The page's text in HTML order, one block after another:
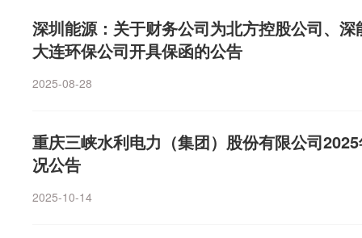
价格。当然一季度亏损有突发性，但亏损一直持续到5月
常态化结构性寒冬。“‘批零倒挂’正在成为常态化风险。”
卷”之痛电改以来，售电行业一直被视为一条好赛道，不
盈利，谁也没料到今年行情如此波谲云诡。”李磊说。
现过行业性亏损，煤价高企，电价大涨，侵蚀了下游利
续两年现货低价，市场主体数量暴增，行业普遍放松风控
出清埋下伏笔。更值得深度追问的在于竞争模式。近两年
源公告，公司预计上半年实现归母净利润7000万元至
22.17%。报告期内，公司净利润增长主要受益于上游原
品毛利率提升。同时，公司以效益为导向，优化运营管理
入，可转债募投项目效益亦逐步释放，公司整体盈利能
域，营收同比增长约30%；在机器人及工业伺服电机领域
具身机器人电机转子产品已有小批量交付。韶能股份、益
早盘继续保持强势，板块指数逆市高开高走，放量大涨
份(002458)、韶能股份开盘后均秒速直线涨停，连续第2
午间收盘涨停，亦连续2涨停，金力永磁、中炬高新等涨
生股份表示，国内白羽肉鸡行业整体供给格局持续偏紧，
价格连续三个季度逐季攀升并维持高位运行，父母代鸡
股份进一步指出，依据养殖周期传导规律，祖代种鸡供
深圳能源：关于财务公司为北方控股公司、
大连环保公司开具保函的公告
2025-08-28
重庆三峡水利电力（集团）股份有限公司
况公告
2025-10-14